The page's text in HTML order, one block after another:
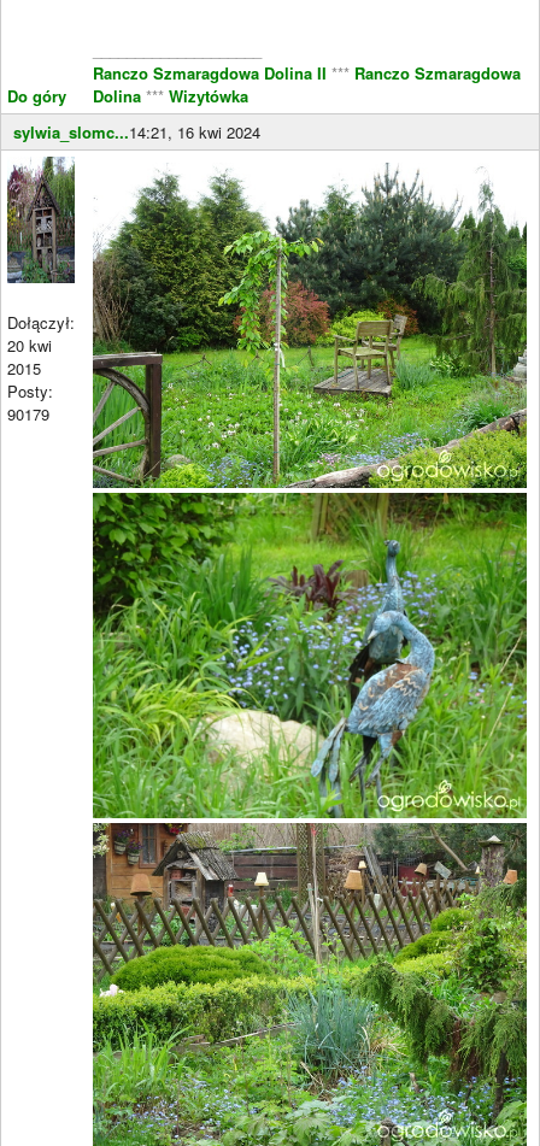
Do góry
Ranczo Szmaragdowa Dolina II *** Ranczo Szmaragdowa
Dolina *** Wizytówka
sylwia_slomc...14:21, 16 kwi 2024
Dołączył:
20 kwi
2015
Posty:
90179